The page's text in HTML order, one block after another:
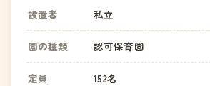
設置者 私立
園の種類 認可保育園
定員 152名